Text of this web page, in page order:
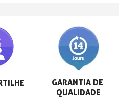
GARANTIA DE
QUALIDADE